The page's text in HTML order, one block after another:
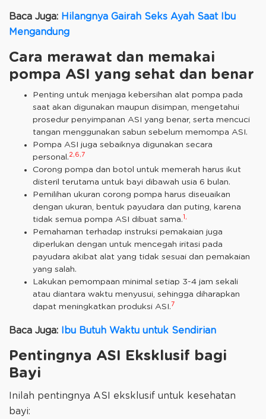
Baca Juga: Hilangnya Gairah Seks Ayah Saat Ibu
Mengandung
Cara merawat dan memakai
pompa ASI yang sehat dan benar
Penting untuk menjaga kebersihan alat pompa pada
saat akan digunakan maupun disimpan, mengetahui
prosedur penyimpanan ASI yang benar, serta mencuci
tangan menggunakan sabun sebelum memompa ASI.
Pompa ASI juga sebaiknya digunakan secara
personal. 2,6,7
Corong pompa dan botol untuk memerah harus ikut
disteril terutama untuk bayi dibawah usia 6 bulan.
Pemilihan ukuran corong pompa harus diseuaikan
dengan ukuran, bentuk payudara dan puting, karena
tidak semua pompa ASI dibuat sama.1,
Pemahaman terhadap instruksi pemakaian juga
diperlukan dengan untuk mencegah iritasi pada
payudara akibat alat yang tidak sesuai dan pemakaian
yang salah.
Lakukan pemompaan minimal setiap 3-4 jam sekali
atau diantara waktu menyusui, sehingga diharapkan
dapat meningkatkan produksi ASI. 7
Baca Juga: Ibu Butuh Waktu untuk Sendirian
Pentingnya ASI Eksklusif bagi
Bayi
Inilah pentingnya ASI eksklusif untuk kesehatan
bayi: